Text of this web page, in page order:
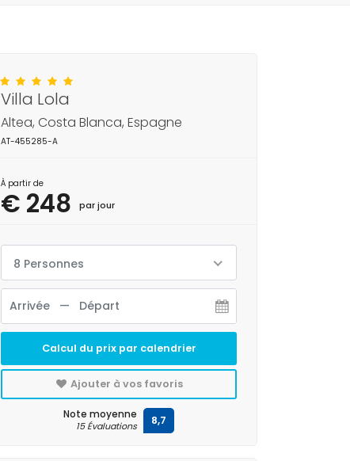
Villa Lola
Altea, Costa Blanca, Espagne
AT-455285-A
À partir de
€ 248 par jour
8 Personnes
Calcul du prix par calendrier
Ajouter à vos favoris
Note moyenne
15 Évaluations 8,7